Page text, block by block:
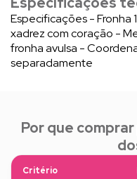
Especificações - Fronha
xadrez com coração -
fronha avulsa -
separadamente
Por que
Critério